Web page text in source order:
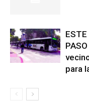
para